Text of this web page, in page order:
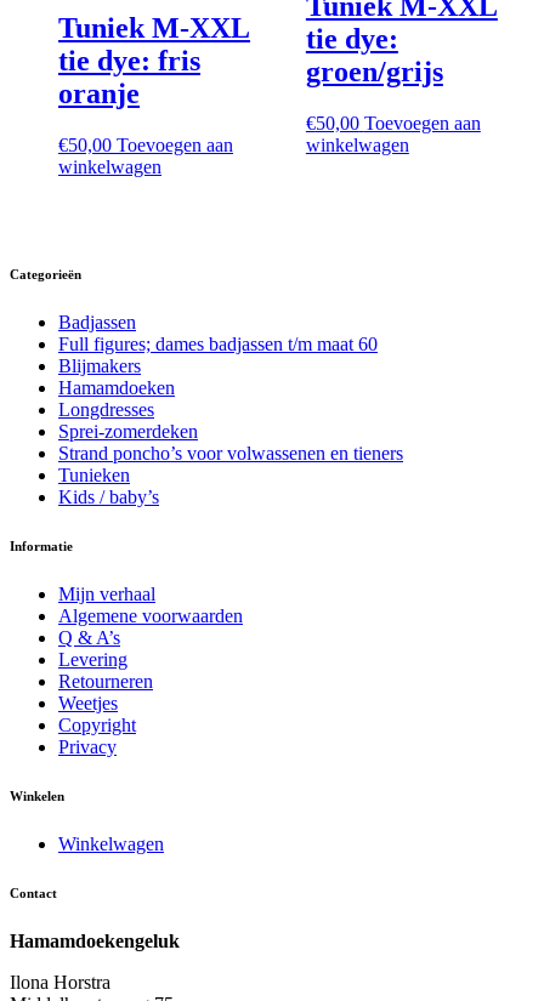
Tuniek M-XXL
tie dye: fris
oranje
€50,00 Toevoegen aan
winkelwagen
tie dye:
groen/grijs
€50,00 Toevoegen aan
winkelwagen
Categorieën
Badjassen
Full figures; dames badjassen t/m maat 60
Blijmakers
Hamamdoeken
Longdresses
Sprei-zomerdeken
Strand poncho’s voor volwassenen en tieners
Tunieken
Kids / baby’s
Informatie
Mijn verhaal
Algemene voorwaarden
Q & A’s
Levering
Retourneren
Weetjes
Copyright
Privacy
Winkelen
Winkelwagen
Contact
Hamamdoekengeluk
Ilona Horstra